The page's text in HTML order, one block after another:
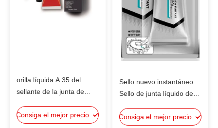
orilla líquida A 35 del
sellante de la junta de
reparación de los coches
Consiga el mejor precio
Sello nuevo instantáneo
Sello de junta líquido de
mecánicos, ejes de micro
Consiga el mejor precio